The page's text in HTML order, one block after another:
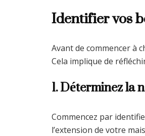
Identifier vos
Avant de commencer à
Cela implique de
1. Déterminez
Commencez par
l’extension de votre